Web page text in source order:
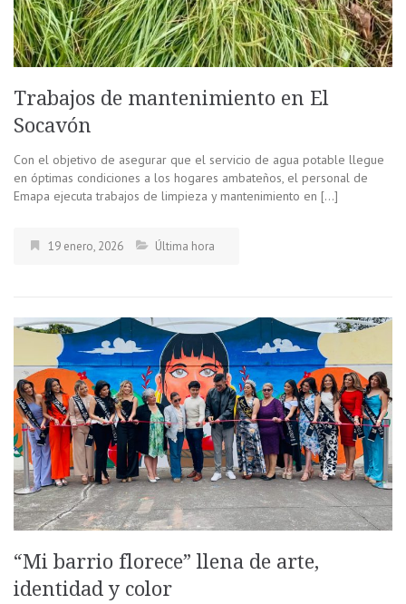
Trabajos de mantenimiento en El
Socavón
Con el objetivo de asegurar que el servicio de agua potable llegue
en óptimas condiciones a los hogares ambateños, el personal de
Emapa ejecuta trabajos de limpieza y mantenimiento en […]
19 enero, 2026 Última hora
“Mi barrio florece” llena de arte,
identidad y color